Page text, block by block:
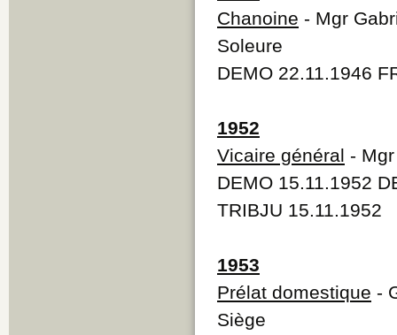
Chanoine - Mgr
Soleure
DEMO 22.11.1946
1952
Vicaire général -
DEMO 15.11.1952
TRIBJU 15.11.1952
1953
Prélat domestique -
Siège